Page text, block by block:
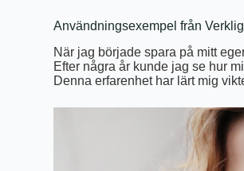
Användningsexempel från
När jag började spara på mitt
Efter några år kunde jag se hur
Denna erfarenhet har lärt mig